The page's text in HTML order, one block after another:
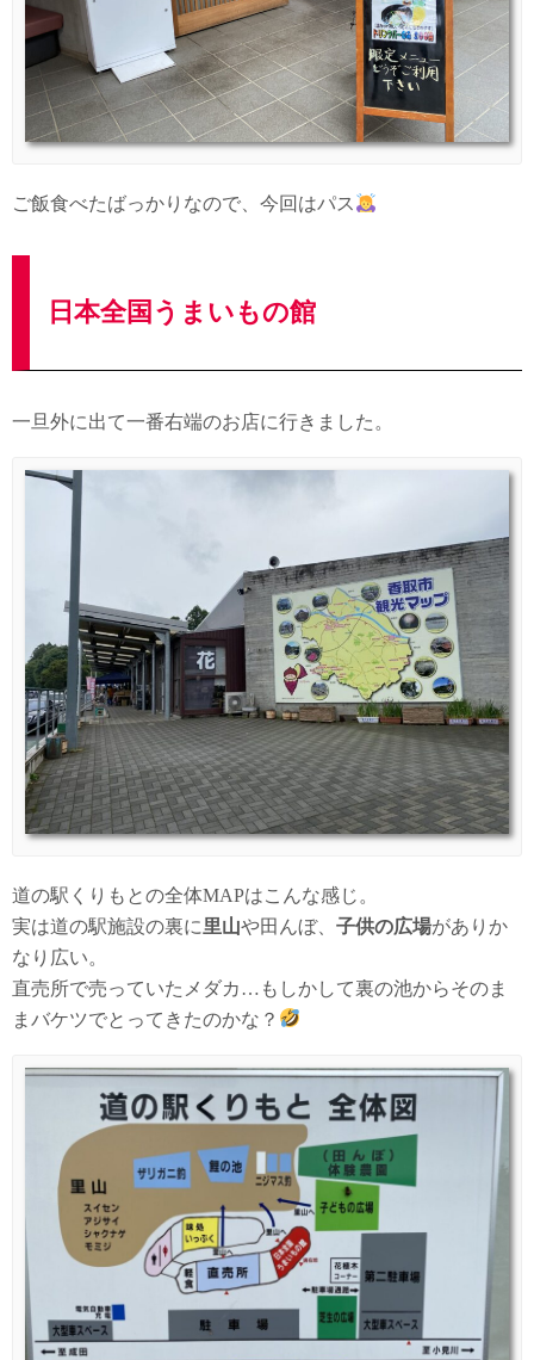
ご飯食べたばっかりなので、今回はパス
日本全国うまいもの館
一旦外に出て一番右端のお店に行きました。
道の駅くりもとの全体MAPはこんな感じ。
実は道の駅施設の裏に里山や田んぼ、 子供の広場がありか
なり広い。
直売所で売っていたメダカ…もしかして裏の池からそのま
まバケツでとってきたのかな？